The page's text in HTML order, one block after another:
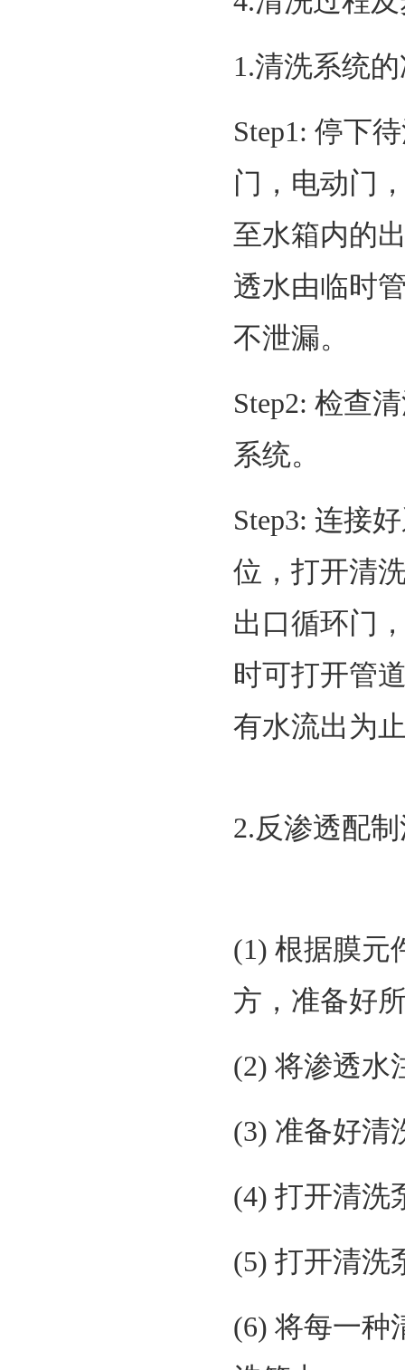
1.清洗系统
Step1: 停下
门，电动门
至水箱内的
透水由临时
不泄漏。
Step2: 检查
系统。
Step3: 连接
位，打开清
出口循环门
时可打开管
有水流出为
2.反渗透配
(1) 根据膜元
方，准备好
(2) 将渗透水
(3) 准备好清
(4) 打开清洗
(5) 打开清洗
(6) 将每一种